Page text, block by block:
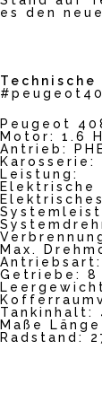
es den
Technische
Peugeot
Motor: 1.6
Antrieb:
Karosserie:
Leistung:
Elektrische
Max.
Getriebe: 8
Tankinhalt:
Maße
Radstand: